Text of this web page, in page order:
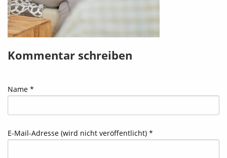
Kommentar schreiben
Name *
E-Mail-Adresse (wird nicht veröffentlicht) *